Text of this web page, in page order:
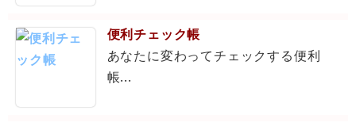
便利チェック帳
あなたに変わってチェックする便利
帳...